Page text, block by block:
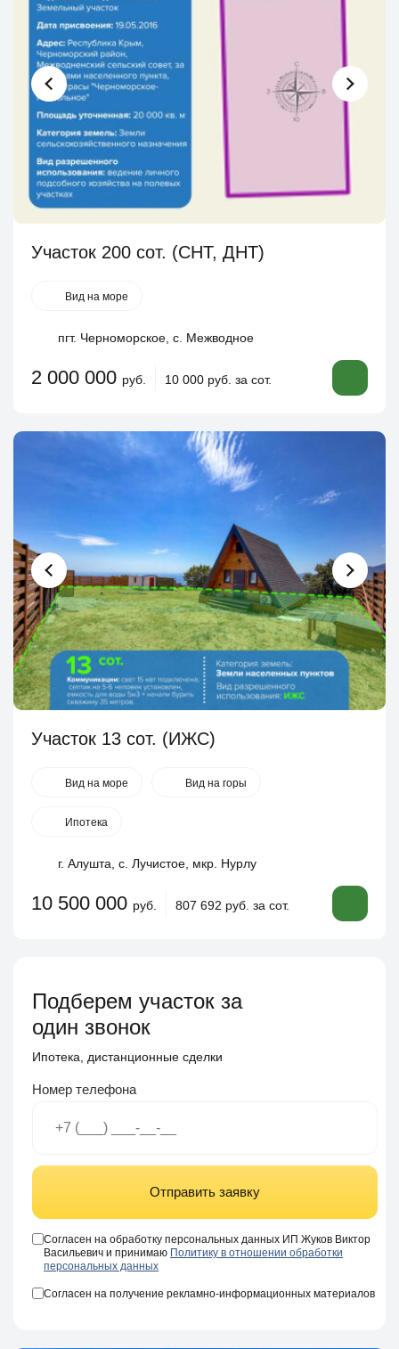
Участок 200 сот. (СНТ, ДНТ)
Вид на море
пгт. Черноморское, с. Межводное
2 000 000 руб. 10 000 руб. за сот.
Участок 13 сот. (ИЖС)
Вид на море Вид на горы
Ипотека
г. Алушта, с. Лучистое, мкр. Нурлу
10 500 000 руб. 807 692 руб. за сот.
Подберем участок за
один звонок
Ипотека, дистанционные сделки
Номер телефона
Отправить заявку
Согласен на обработку персональных данных ИП Жуков Виктор
Васильевич и принимаю Политику в отношении обработки
персональных данных
Согласен на получение рекламно-информационных материалов